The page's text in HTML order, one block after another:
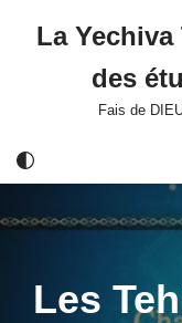
La Yechiva
des
Fais de
Les